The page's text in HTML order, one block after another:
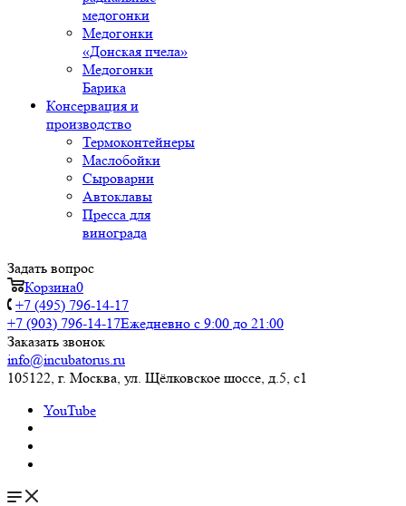
медогонки
Медогонки
«Донская пчела»
Медогонки
Барика
Консервация и
производство
Термоконтейнеры
Маслобойки
Сыроварни
Автоклавы
Пресса для
винограда
Задать вопрос
Корзина0
+7 (495) 796-14-17
+7 (903) 796-14-17Ежедневно с 9:00 до 21:00
Заказать звонок
info@incubatorus.ru
105122, г. Москва, ул. Щёлковское шоссе, д.5, с1
YouTube